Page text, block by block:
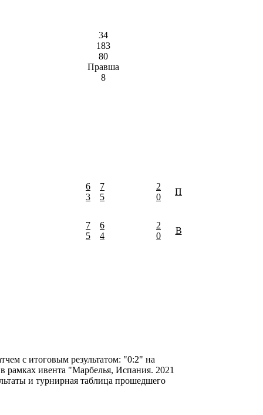
34
183
80
Правша
8
6
3
7
5
2
0
П
7
5
6
4
2
0
В
с итоговым результатом: "0:2" на
ивента "Марбелья, Испания. 2021
и турнирная таблица прошедшего